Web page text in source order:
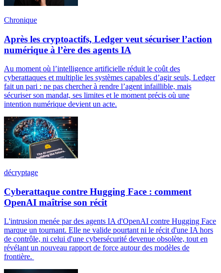
Chronique
Après les cryptoactifs, Ledger veut sécuriser l’action
numérique à l’ère des agents IA
Au moment où l’intelligence artificielle réduit le coût des
cyberattaques et multiplie les systèmes capables d’agir seuls, Ledger
fait un pari : ne pas chercher à rendre l’agent infaillible, mais
sécuriser son mandat, ses limites et le moment précis où une
intention numérique devient un acte.
décryptage
Cyberattaque contre Hugging Face : comment
OpenAI maîtrise son récit
L'intrusion menée par des agents IA d'OpenAI contre Hugging Face
marque un tournant. Elle ne valide pourtant ni le récit d'une IA hors
de contrôle, ni celui d'une cybersécurité devenue obsolète, tout en
révélant un nouveau rapport de force autour des modèles de
frontière.